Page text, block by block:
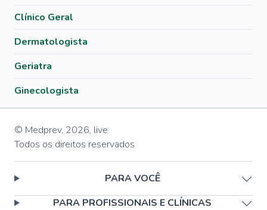
Clínico Geral
Dermatologista
Geriatra
Ginecologista
© Medprev, 2026, live
Todos os direitos reservados
PARA VOCÊ
PARA PROFISSIONAIS E CLÍNICAS